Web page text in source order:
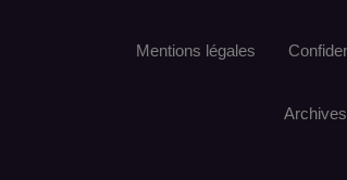
Mentions légales
Archives